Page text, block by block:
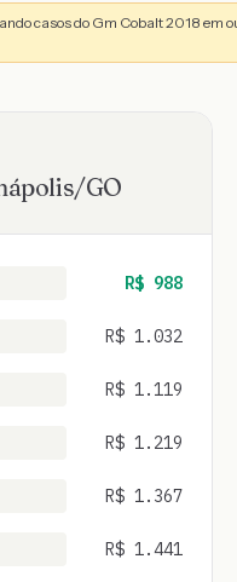
casos do Gm Cobalt 2018 em
/GO
R$ 988
R$ 1.032
R$ 1.119
R$ 1.219
R$ 1.367
R$ 1.441